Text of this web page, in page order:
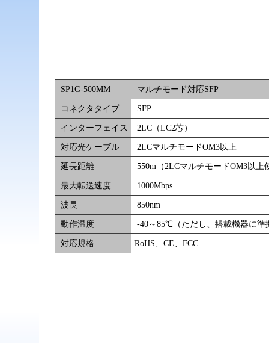
SP1G-500MM マルチモード対応SFP
コネクタタイプ SFP
インターフェイス 2LC（LC2芯）
対応光ケーブル 2LCマルチモードOM3以上
延長距離 550m（2LCマルチモードOM3以上
最大転送速度 1000Mbps
波長 850nm
動作温度 -40～85℃（ただし、搭載機器に準
対応規格 RoHS、CE、FCC